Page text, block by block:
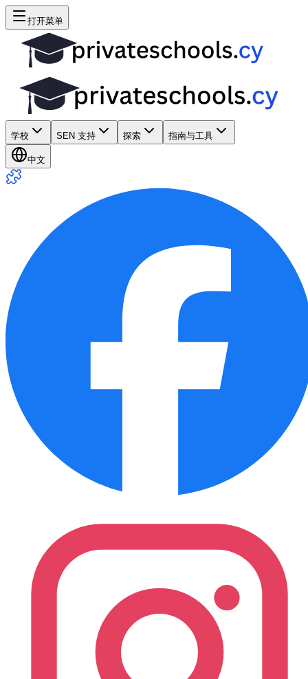
打开菜单
学校 SEN 支持 探索 指南与工具
中文